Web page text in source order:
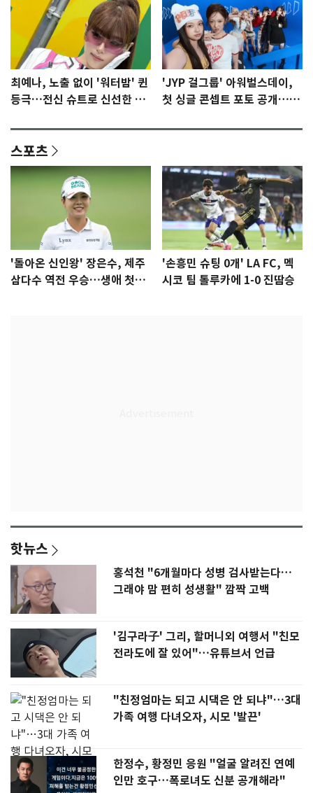
최예나, 노출 없이 '워터밤' 퀸
등극…전신 슈트로 신선한 충
'JYP 걸그룹' 아워벌스데이,
첫 싱글 콘셉트 포토 공개…청
스포츠
'돌아온 신인왕' 장은수, 제주
삼다수 역전 우승…생애 첫승
'손흥민 슈팅 0개' LA FC, 멕
시코 팀 톨루카에 1-0 진땀승
핫뉴스
홍석천 "6개월마다 성병 검사받는다…
그래야 맘 편히 성생활" 깜짝 고백
'김구라子' 그리, 할머니외 여행서 "친모
전라도에 잘 있어"…유튜브서 언급
"친정엄마는 되고 시댁은 안 되냐"…3대
가족 여행 다녀오자, 시모 '발끈'
한정수, 황정민 응원 "얼굴 알려진 연예
인만 호구…폭로녀도 신분 공개해라"